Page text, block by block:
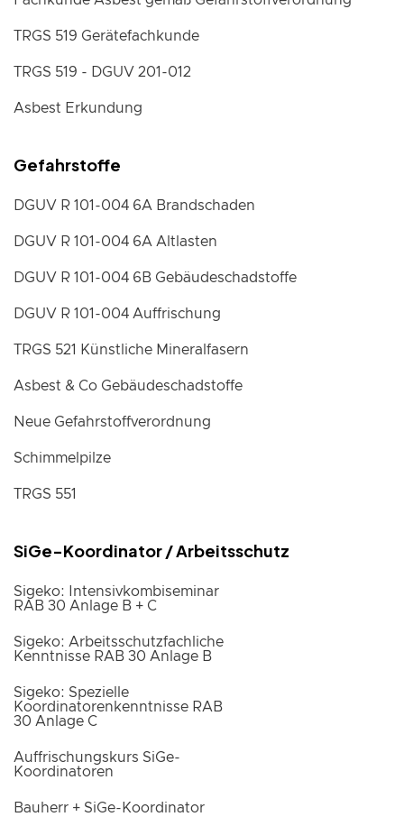
TRGS 519 Gerätefachkunde
TRGS 519 - DGUV 201-012
Asbest Erkundung
Gefahrstoffe
DGUV R 101-004 6A Brandschaden
DGUV R 101-004 6A Altlasten
DGUV R 101-004 6B Gebäudeschadstoffe
DGUV R 101-004 Auffrischung
TRGS 521 Künstliche Mineralfasern
Asbest & Co Gebäudeschadstoffe
Neue Gefahrstoffverordnung
Schimmelpilze
TRGS 551
SiGe-Koordinator / Arbeitsschutz
Sigeko: Intensivkombiseminar
RAB 30 Anlage B + C
Sigeko: Arbeitsschutzfachliche
Kenntnisse RAB 30 Anlage B
Sigeko: Spezielle
Koordinatorenkenntnisse RAB
30 Anlage C
Auffrischungskurs SiGe-
Koordinatoren
Bauherr + SiGe-Koordinator